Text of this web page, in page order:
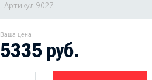
Артикул 9027
Ваша цена
5335 руб.